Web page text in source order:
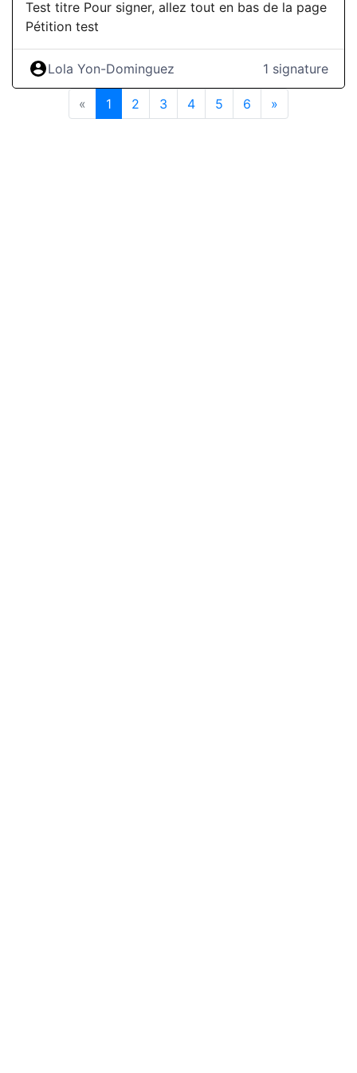
réforme a fait exploser les frais d'inscription : un
antérieur : 213€) et 1500€ aux étudiant.es
étranger.es. Une hausse scandaleuse qui aura un
impact assuré sur la présence d'étudiant.es
étranger.es dans l'école. La communication autour
Test titre Pour signer, allez tout en bas de la page
Pétition test
Lola Yon-Dominguez 1 signature
« 1 (current)
2 3 4 5 6 »